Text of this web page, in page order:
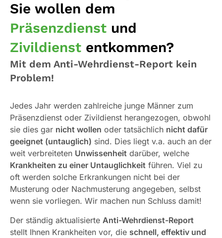
Sie wollen dem
Präsenzdienst und
Zivildienst entkommen?
Mit dem Anti-Wehrdienst-Report kein
Problem!
Jedes Jahr werden zahlreiche junge Männer zum
Präsenzdienst oder Zivildienst herangezogen, obwohl
sie dies gar nicht wollen oder tatsächlich nicht dafür
geeignet (untauglich) sind. Dies liegt v.a. auch an der
weit verbreiteten Unwissenheit darüber, welche
Krankheiten zu einer Untauglichkeit führen. Viel zu
oft werden solche Erkrankungen nicht bei der
Musterung oder Nachmusterung angegeben, selbst
wenn sie vorliegen. Wir machen nun Schluss damit!
Der ständig aktualisierte Anti-Wehrdienst-Report
stellt Ihnen Krankheiten vor, die schnell, effektiv und